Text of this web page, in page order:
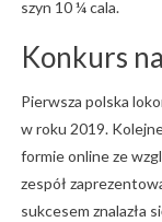
szyn 10 ¼ cala.
Konkurs
Pierwsza polska
w roku 2019.
formie online ze
zespół
sukcesem znalazła